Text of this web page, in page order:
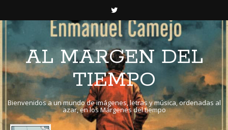
AL MARGEN DEL
TIEMPO
Bienvenidos a un mundo de imágenes, letras y música, ordenadas al
azar, en los Márgenes del tiempo